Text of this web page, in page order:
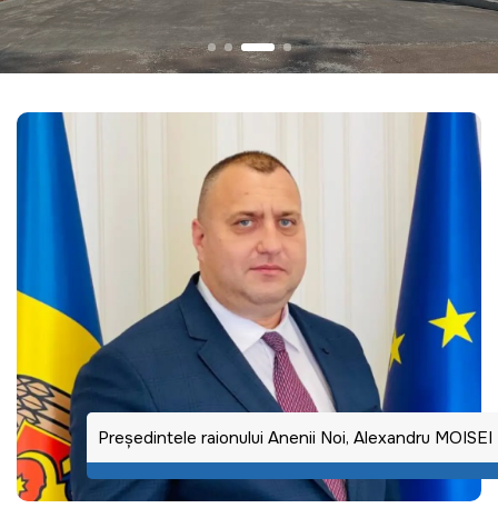
Preşedintele raionului Anenii Noi, Alexandru MOISEI